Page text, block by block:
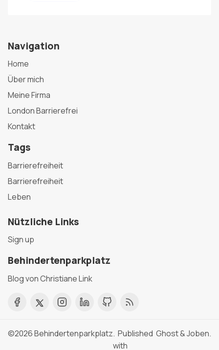
Navigation
Home
Über mich
Meine Firma
London Barrierefrei
Kontakt
Tags
Barrierefreiheit
Barrierefreiheit
Leben
Nützliche Links
Sign up
Behindertenparkplatz
Blog von Christiane Link
©2026Behindertenparkplatz. Published
with
Ghost&Joben.